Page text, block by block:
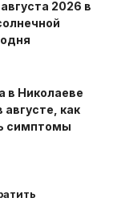
2026 в
в Николаеве
августе, как
симптомы